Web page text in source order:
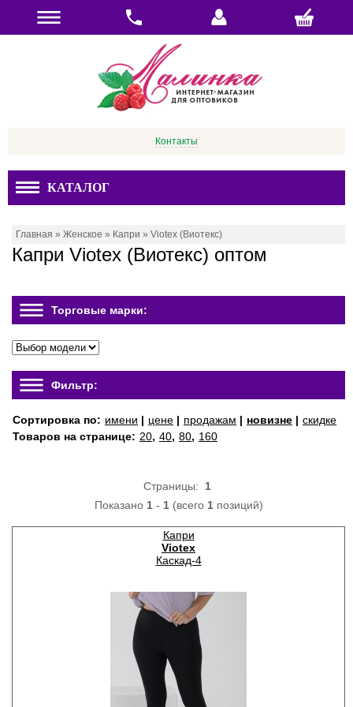
Контакты
КАТАЛОГ
Главная » Женское » Капри » Viotex (Виотекс)
Капри Viotex (Виотекс) оптом
Торговые марки:
Фильтр:
Сортировка по: имени | цене | продажам | новизне | скидке
Товаров на странице: 20, 40, 80, 160
Страницы: 1
Показано 1- 1(всего 1позиций)
Капри
Viotex
Каскад-4